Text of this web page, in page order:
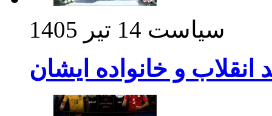
سیاست 14 تیر 1405
انقلاب و خانواده ایشان